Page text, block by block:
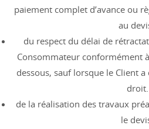
paiement complet d’avance ou
au
du respect du délai de
Consommateur conformément
dessous, sauf lorsque le Client
droit.
de la réalisation des travaux
le